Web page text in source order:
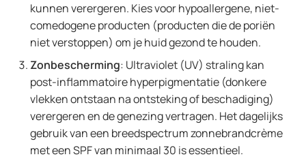
kunnen verergeren. Kies voor hypoallergene, niet-
comedogene producten (producten die de poriën
niet verstoppen) om je huid gezond te houden.
Zonbescherming: Ultraviolet (UV) straling kan
post-inflammatoire hyperpigmentatie (donkere
vlekken ontstaan na ontsteking of beschadiging)
verergeren en de genezing vertragen. Het dagelijks
gebruik van een breedspectrum zonnebrandcrème
met een SPF van minimaal 30 is essentieel.